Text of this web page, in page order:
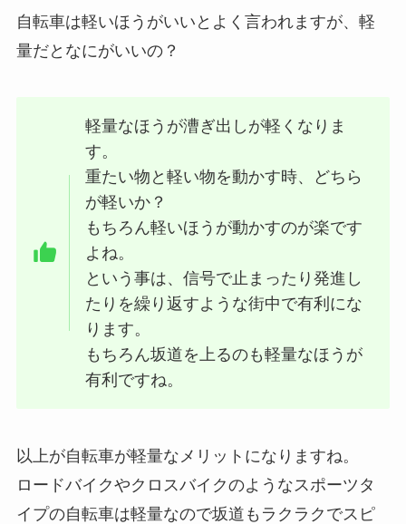
自転車は軽いほうがいいとよく言われますが、軽
量だとなにがいいの？
軽量なほうが漕ぎ出しが軽くなりま
す。
重たい物と軽い物を動かす時、どちら
が軽いか？
もちろん軽いほうが動かすのが楽です
よね。
という事は、信号で止まったり発進し
たりを繰り返すような街中で有利にな
ります。
もちろん坂道を上るのも軽量なほうが
有利ですね。
以上が自転車が軽量なメリットになりますね。
ロードバイクやクロスバイクのようなスポーツタ
イプの自転車は軽量なので坂道もラクラクでスピ